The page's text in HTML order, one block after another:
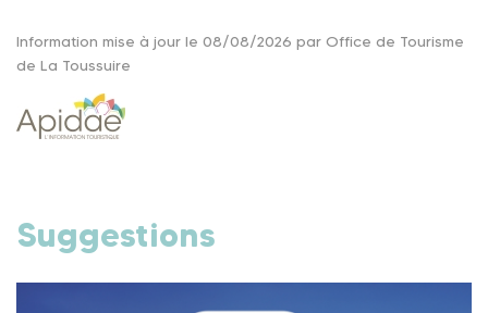
Information mise à jour le 08/08/2026 par Office de Tourisme
de La Toussuire
Suggestions